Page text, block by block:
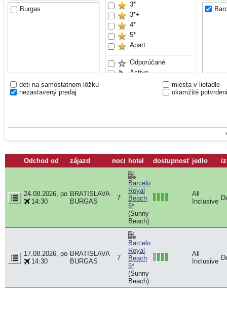
Burgas
3*
3*+
4*
5*
Apart
Odporúčané
Active
Hotel pre rodiny
Piesočnatá pláž
deti na samostatnom lôžku
miesta v lietadle
nezastavený predaj
okamžité
Odchod od zájazd noci hotel dostupnosť jedlo
24.08.2026, po
14:30
BRATISLAVA
BURGAS
7
Barcelo
Royal
Beach
5*
(Sunny
Beach)
All
Inclusive
17.08.2026, po
14:30
BRATISLAVA
BURGAS
7
Barcelo
Royal
Beach
5*
(Sunny
Beach)
All
Inclusive